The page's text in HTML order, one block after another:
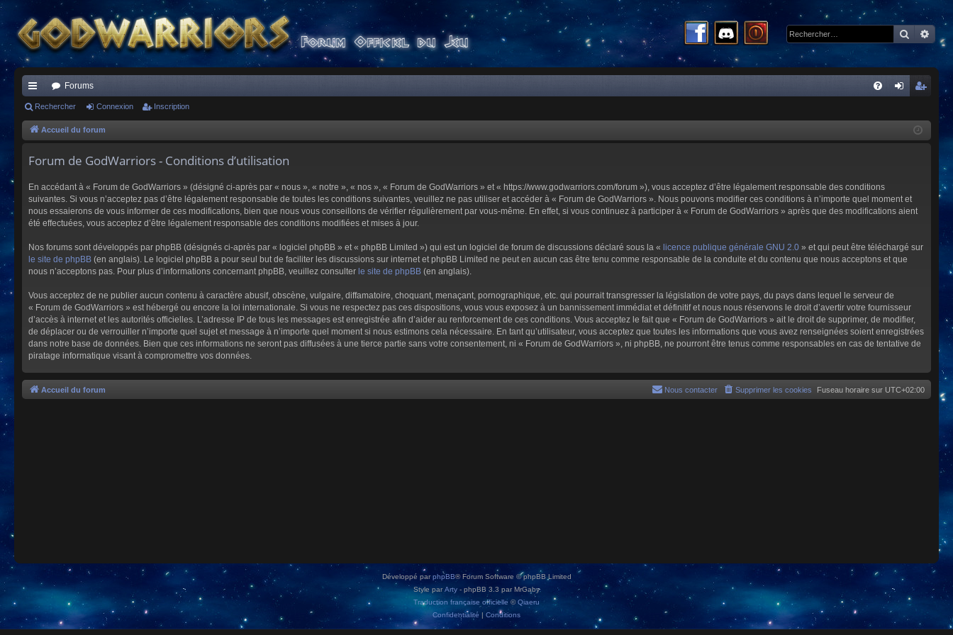
ac
co
s
Forums
cri
Rechercher Connexion Inscription
Accueil du forum
Forum de GodWarriors - Conditions d’utilisation
En accédant à « Forum de GodWarriors » (désigné ci-après par « nous », « notre », « nos », « Forum de GodWarriors » et « https://www.godwarriors.com/forum »), vous acceptez d’être légalement responsable des conditions
suivantes. Si vous n’acceptez pas d’être légalement responsable de toutes les conditions suivantes, veuillez ne pas utiliser et accéder à « Forum de GodWarriors ». Nous pouvons modifier ces conditions à n’importe quel moment et
nous essaierons de vous informer de ces modifications, bien que nous vous conseillons de vérifier régulièrement par vous-même. En effet, si vous continuez à participer à « Forum de GodWarriors » après que des modifications aient
été effectuées, vous acceptez d’être légalement responsable des conditions modifiées et mises à jour.
Nos forums sont développés par phpBB (désignés ci-après par « logiciel phpBB » et « phpBB Limited ») qui est un logiciel de forum de discussions déclaré sous la « licence publique générale GNU 2.0 » et qui peut être téléchargé sur
le site de phpBB (en anglais). Le logiciel phpBB a pour seul but de faciliter les discussions sur internet et phpBB Limited ne peut en aucun cas être tenu comme responsable de la conduite et du contenu que nous acceptons et que
nous n’acceptons pas. Pour plus d’informations concernant phpBB, veuillez consulter le site de phpBB (en anglais).
Vous acceptez de ne publier aucun contenu à caractère abusif, obscène, vulgaire, diffamatoire, choquant, menaçant, pornographique, etc. qui pourrait transgresser la législation de votre pays, du pays dans lequel le serveur de
« Forum de GodWarriors » est hébergé ou encore la loi internationale. Si vous ne respectez pas ces dispositions, vous vous exposez à un bannissement immédiat et définitif et nous nous réservons le droit d’avertir votre fournisseur
d’accès à internet et les autorités officielles. L’adresse IP de tous les messages est enregistrée afin d’aider au renforcement de ces conditions. Vous acceptez le fait que « Forum de GodWarriors » ait le droit de supprimer, de modifier,
de déplacer ou de verrouiller n’importe quel sujet et message à n’importe quel moment si nous estimons cela nécessaire. En tant qu’utilisateur, vous acceptez que toutes les informations que vous avez renseignées soient enregistrées
dans notre base de données. Bien que ces informations ne seront pas diffusées à une tierce partie sans votre consentement, ni « Forum de GodWarriors », ni phpBB, ne pourront être tenus comme responsables en cas de tentative de
piratage informatique visant à compromettre vos données.
Accueil du forum Fuseau horaire sur UTC+02:00
Supprimer les cookies
Nous contacter
Développé parphpBB® Forum Software © phpBB Limited
Style par Arty - phpBB 3.3 par MrGaby
Traduction française officielle ©Qiaeru
Confidentialité | Conditions